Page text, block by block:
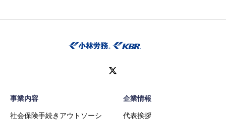
事業内容
社会保険手続きアウトソーシ
企業情報
代表挨拶